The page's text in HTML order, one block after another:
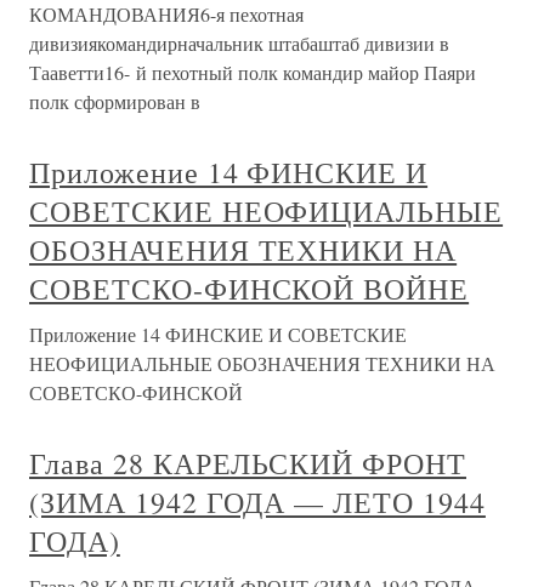
КОМАНДОВАНИЯ6-я пехотная
дивизиякомандирначальник штабаштаб дивизии в
Тааветти16- й пехотный полк командир майор Паяри
полк сформирован в
Приложение 14 ФИНСКИЕ И
СОВЕТСКИЕ НЕОФИЦИАЛЬНЫЕ
ОБОЗНАЧЕНИЯ ТЕХНИКИ НА
СОВЕТСКО-ФИНСКОЙ ВОЙНЕ
Приложение 14 ФИНСКИЕ И СОВЕТСКИЕ
НЕОФИЦИАЛЬНЫЕ ОБОЗНАЧЕНИЯ ТЕХНИКИ НА
СОВЕТСКО-ФИНСКОЙ
Глава 28 КАРЕЛЬСКИЙ ФРОНТ
(ЗИМА 1942 ГОДА — ЛЕТО 1944
ГОДА)